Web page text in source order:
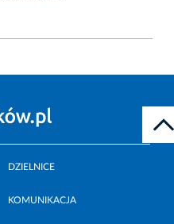
DZIELNICE
KOMUNIKACJA